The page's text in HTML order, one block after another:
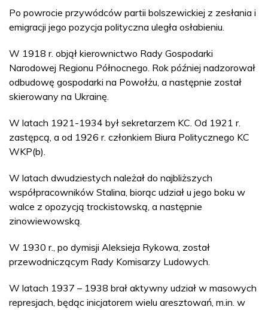
Po powrocie przywódców partii bolszewickiej z zesłania i
emigracji jego pozycja polityczna uległa osłabieniu.
W 1918 r. objął kierownictwo Rady Gospodarki
Narodowej Regionu Północnego. Rok później nadzorował
odbudowę gospodarki na Powołżu, a następnie został
skierowany na Ukrainę.
W latach 1921-1934 był sekretarzem KC. Od 1921 r.
zastępcą, a od 1926 r. członkiem Biura Politycznego KC
WKP(b).
W latach dwudziestych należał do najbliższych
współpracowników Stalina, biorąc udział u jego boku w
walce z opozycją trockistowską, a następnie
zinowiewowską.
W 1930 r., po dymisji Aleksieja Rykowa, został
przewodniczącym Rady Komisarzy Ludowych.
W latach 1937 – 1938 brał aktywny udział w masowych
represjach, będąc inicjatorem wielu aresztowań, m.in. w